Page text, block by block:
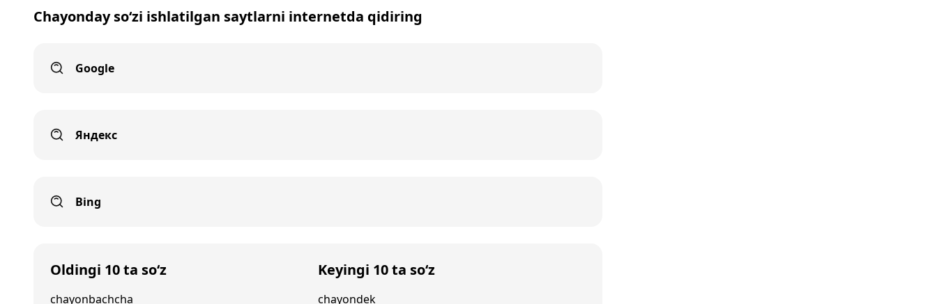
Chayonday so‘zi ishlatilgan saytlarni internetda qidiring
Google
Яндекс
Bing
Oldingi 10 ta so‘z
chayonbachcha
Keyingi 10 ta so‘z
chayondek